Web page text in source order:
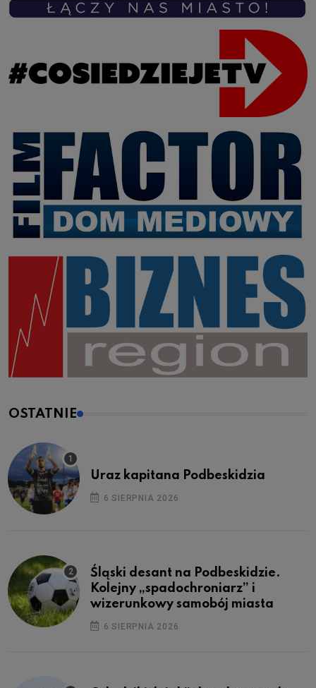
OSTATNIE
Uraz kapitana Podbeskidzia
6 SIERPNIA 2026
Śląski desant na Podbeskidzie.
Kolejny „spadochroniarz” i
wizerunkowy samobój miasta
6 SIERPNIA 2026